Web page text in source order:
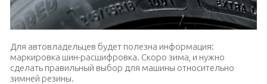
Для автовладельцев будет полезна информация:
маркировка шин-расшифровка. Скоро зима, и нужно
сделать правильный выбор для машины относительно
зимней резины.